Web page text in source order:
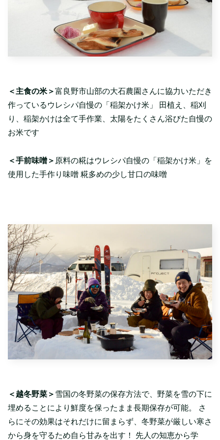
＜主食の米＞富良野市山部の大石農園さんに協力いただき
作っているウレシパ自慢の「稲架かけ米」 田植え、稲刈
り、稲架かけは全て手作業、太陽をたくさん浴びた自慢の
お米です
＜手前味噌＞ 原料の糀はウレシパ自慢の「稲架かけ米」を
使用した手作り味噌 糀多めの少し甘口の味噌
＜越冬野菜＞ 雪国の冬野菜の保存方法で、野菜を雪の下に
埋めることにより鮮度を保ったまま長期保存が可能。 さ
らにその効果はそれだけに留まらず、冬野菜が厳しい寒さ
から身を守るため自ら甘みを出す！ 先人の知恵から学